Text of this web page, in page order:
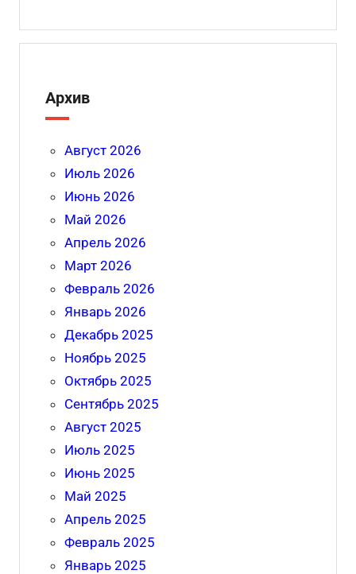
Архив
Август 2026
Июль 2026
Июнь 2026
Май 2026
Апрель 2026
Март 2026
Февраль 2026
Январь 2026
Декабрь 2025
Ноябрь 2025
Октябрь 2025
Сентябрь 2025
Август 2025
Июль 2025
Июнь 2025
Май 2025
Апрель 2025
Февраль 2025
Январь 2025